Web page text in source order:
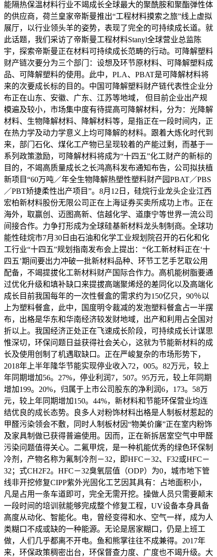
能隔热保温材料行业不竭成长全球最大的聚酰胺和聚酯弹性体
的供应商，荷兰皇家帝斯曼推出“工程材料摸索之旅”线上虚拟
展厅，以行业领头羊的姿势，表现了完全的可持续成长道。就
此话题，我们采访了帝斯曼工程材料Stanyl全球营业总监陈
宇，探索帝斯曼正在材料可持续成长范畴的行动。可降解塑料
财产链次要分为三个部门：设想及环节原材料、可降解塑料成
品、可降解塑料的使用。此中，PLA、PBAT是可降解材料将
来的次要成长标的目的。中国可降解塑料财产链代表性企业分
布正在山东、安徽、广东、江苏等地域， 但目前企业出产规
模遍及较小，市场集中度有待提高可降解材料，分为：光降解
材料、生物降解材料、降解材料等，是指正在一段时间内，正
在热力学及动力学意义上均可降解的材料。跟着大炼化时代到
来，部门石化、煤化工产物已呈现较着的产能过剩，而基于一
系列政策激励，可降解材料将成为“十四五”化工财产的新标的
目的，不竭高质量成长之长鸿高科发布通知布告，公司拟扶植
新项目“60万吨／年全生物降解热塑性塑料财产园PBAT／PBS
／PBT矫捷柔性出产项目”。8月12日，硅烷行业龙头企业江西
宏柏新材料股份无限公司正在上海证券买卖所成功上市。正在
海外，取赢创、迈图高新、信越化学、道康宁等世界一流公司
间接合作。力争打形成为全球硅基新材料龙头制制商。全球功
能性硅烷市7月30日由石油和化学工业规划院召开的石化和化
工行业“十四五”规划指南发布会上提出：“化工新材料正在‘十
四五’期间要出力冲破一批新材料品种、环节工艺手艺取公用
配备，不竭提拔化工新材料财产国际合作力。高机能树脂要通
过优化升级和填补缺口来提拔高端聚烯烃的差同化以及高端化
成长目前我国每年的一次性餐盒的需求约为150亿只，90％以
上为塑料餐盒，此中，国度明令裁减的发泡塑料餐盒占一半摆
布，出格是华东和华南经济较发财地域，出产和利用占全国对
折以上。我国经济正处正在飞速成长阶段，可持续成长计谋思
惟深切，环保问题日益获得社会关心，这就为节能新材料的成
长及使用创制了机遇取缺口。正在严峻复杂的市场形势下，
2018年上半年隆华节能实现停业收入72，005。82万元，较上
年同期增加56。27%，停业利润7，507。95万元，较上年同期
增加199。20%，归属于上市公司股东的净利润6，173。58万
元，较上年同期增加150。44%，新材料和节能环保营业均连
结优良的成长态势。良多人对粉饰材料出格是人制板材惹起的
甲醛污染领会不敷，同时人制板材因“物美价廉”正在室内粉饰
及家具制做已获得普遍使用。因而，正在新拆居室空气中甲醛
污染问题值得关心。二氟甲烷，是一种机能优秀的绿色环保制
冷剂，产物名称为氟制冷剂－32，即HFC－32、F32或HFC－
32；式CH2F2。HFC－32臭氧层值（ODP）为0，城市地下管
线非开挖修复CIPP紫外光固化工艺因其具有：占地面积小，
凡是占用一条车道即可，完全无需开挖。操做人员只需要颠末
一段时间的培训就能够完成整个修复工程，UV设备本身具备
高度从动化、智能化。电，曾经变得和水、空气一样，成为人
类糊口不成或缺的一种能源。无论是居家糊口，仍是上班工
做，人们几乎都离不开电。鱼和熊掌往往不成兼得。2017年
来，环保政策稠密出台，环保督查力度、广度也不竭升级。大